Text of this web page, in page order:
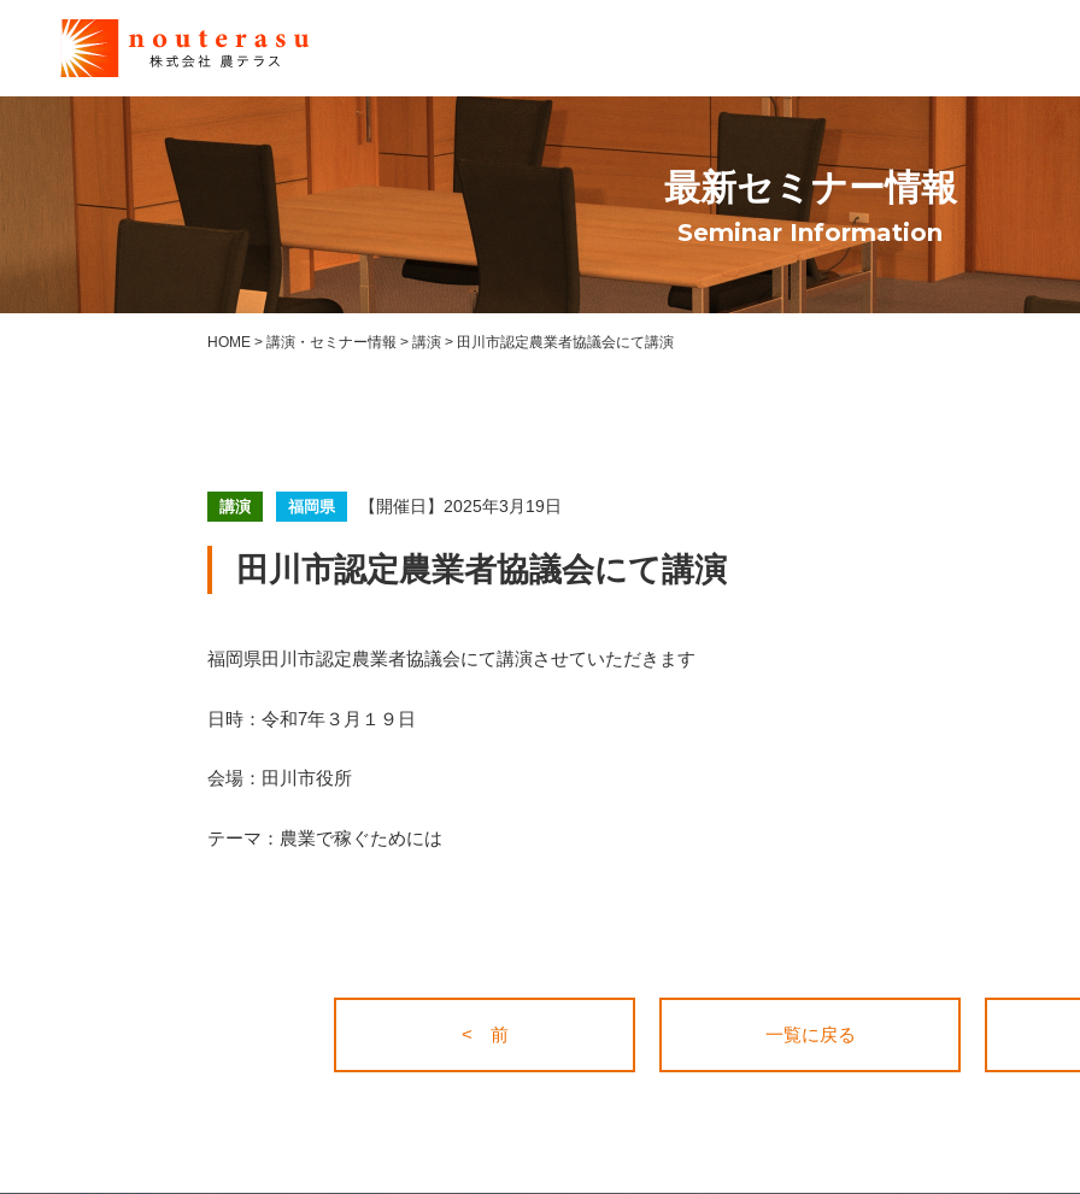
最新セミナー情報
Seminar Information
HOME > 講演・セミナー情報 > 講演 > 田川市認定農業者協議会にて講演
講演 福岡県 【開催日】2025年3月19日
田川市認定農業者協議会にて講演
福岡県田川市認定農業者協議会にて講演させていただきます
日時：令和7年３月１９日
会場：田川市役所
テーマ：農業で稼ぐためには
< 前 一覧に戻る